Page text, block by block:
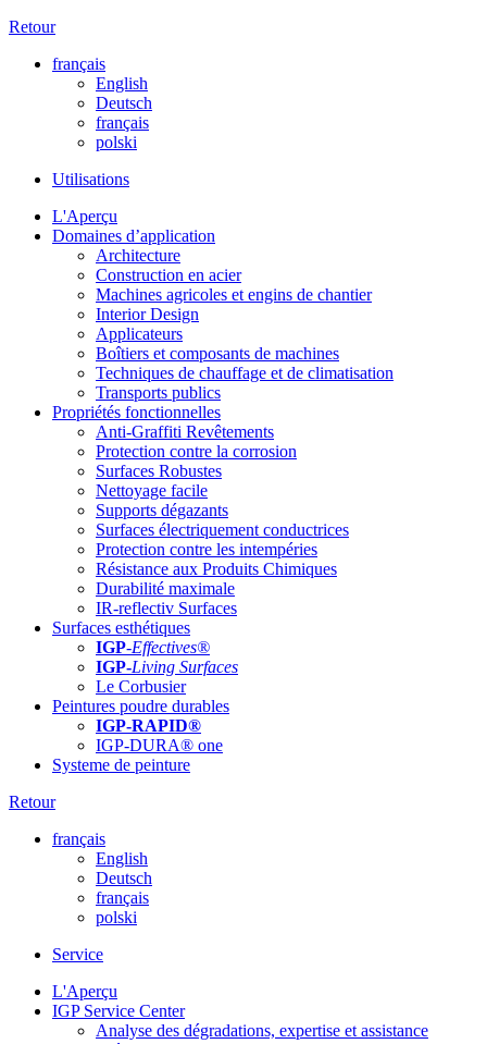
Retour
français
English
Deutsch
français
polski
Utilisations
L'Aperçu
Domaines d’application
Architecture
Construction en acier
Machines agricoles et engins de chantier
Interior Design
Applicateurs
Boîtiers et composants de machines
Techniques de chauffage et de climatisation
Transports publics
Propriétés fonctionnelles
Anti-Graffiti Revêtements
Protection contre la corrosion
Surfaces Robustes
Nettoyage facile
Supports dégazants
Surfaces électriquement conductrices
Protection contre les intempéries
Résistance aux Produits Chimiques
Durabilité maximale
IR-reflectiv Surfaces
Surfaces esthétiques
IGP-Effectives®
IGP-Living Surfaces
Le Corbusier
Peintures poudre durables
IGP-RAPID®
IGP-DURA® one
Systeme de peinture
Retour
français
English
Deutsch
français
polski
Service
L'Aperçu
IGP Service Center
Analyse des dégradations, expertise et assistance